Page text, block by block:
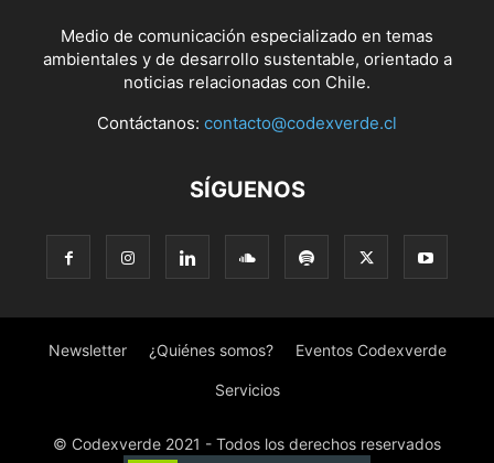
Medio de comunicación especializado en temas
ambientales y de desarrollo sustentable, orientado a
noticias relacionadas con Chile.
Contáctanos: contacto@codexverde.cl
SÍGUENOS
Newsletter ¿Quiénes somos? Eventos Codexverde
Servicios
© Codexverde 2021 - Todos los derechos reservados